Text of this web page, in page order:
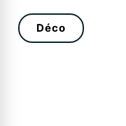
Déco